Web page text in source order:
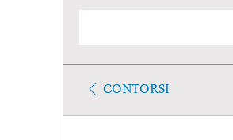
CONTORSI